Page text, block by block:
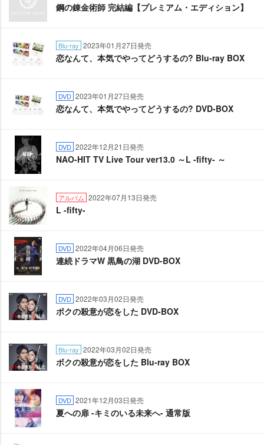
鋼の錬金術師 完結編【プレミアム・エディション】
Blu-ray 2023年01月27日発売
恋なんて、本気でやってどうするの? Blu-ray BOX
DVD 2023年01月27日発売
恋なんて、本気でやってどうするの? DVD-BOX
DVD 2022年12月21日発売
NAO-HIT TV Live Tour ver13.0 ～L -fifty- ～
アルバム 2022年07月13日発売
L -fifty-
DVD 2022年04月06日発売
連続ドラマW 黒鳥の湖 DVD-BOX
DVD 2022年03月02日発売
ボクの殺意が恋をした DVD-BOX
Blu-ray 2022年03月02日発売
ボクの殺意が恋をした Blu-ray BOX
DVD 2021年12月03日発売
夏への扉 -キミのいる未来へ- 通常版